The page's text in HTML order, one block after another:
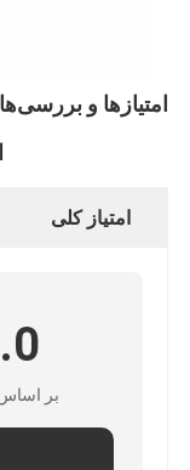
امتیازها و بررسی‌ها
امتیاز کلی
بر اساس 50 بررسی برای این